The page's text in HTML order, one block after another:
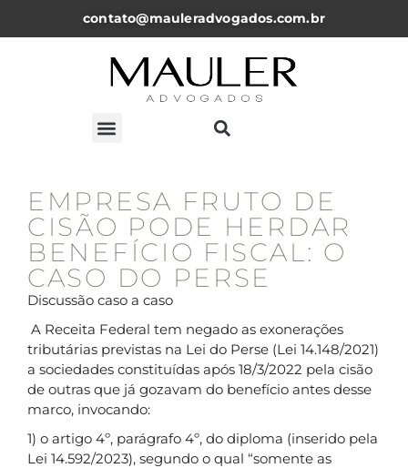
contato@mauleradvogados.com.br
EMPRESA FRUTO DE
CISÃO PODE HERDAR
BENEFÍCIO FISCAL: O
CASO DO PERSE
Discussão caso a caso
A Receita Federal tem negado as exonerações
tributárias previstas na Lei do Perse (Lei 14.148/2021)
a sociedades constituídas após 18/3/2022 pela cisão
de outras que já gozavam do benefício antes desse
marco, invocando:
1) o artigo 4º, parágrafo 4º, do diploma (inserido pela
Lei 14.592/2023), segundo o qual “somente as